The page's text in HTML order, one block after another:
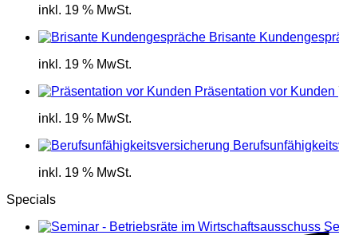
inkl. 19 % MwSt.
Brisante
inkl. 19 % MwSt.
Präsentation vor Kunden
inkl. 19 % MwSt.
inkl. 19 % MwSt.
Specials